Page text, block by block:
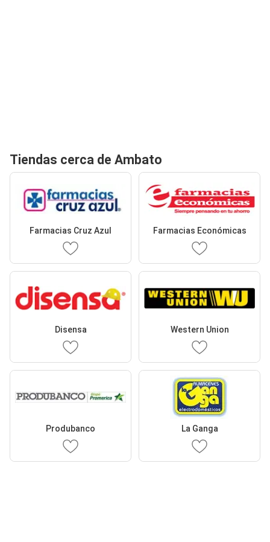
Tiendas cerca de Ambato
Farmacias Cruz Azul Farmacias Económicas
Disensa Western Union
Produbanco La Ganga